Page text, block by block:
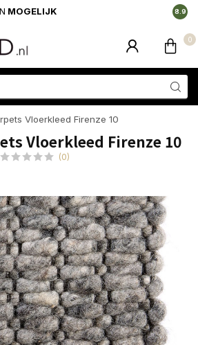
MOGELIJK 8.9
0
Vloerkleed Firenze 10
Vloerkleed Firenze 10
(0)